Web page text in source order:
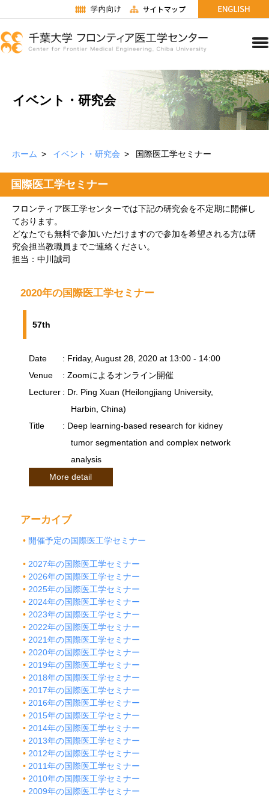
イベント・研究会
ホーム イベント・研究会 国際医工学セミナー
国際医工学セミナー
フロンティア医工学センターでは下記の研究会を不定期に開催し
ております。
どなたでも無料で参加いただけますので参加を希望される方は研
究会担当教職員までご連絡ください。
担当：中川誠司
2020年の国際医工学セミナー
57th
Date
: Friday, August 28, 2020 at 13:00 - 14:00
Venue
: Zoomによるオンライン開催
Lecturer : Dr. Ping Xuan (Heilongjiang University,
Harbin, China)
Title
: Deep learning-based research for kidney
tumor segmentation and complex network
analysis
More detail
アーカイブ
開催予定の国際医工学セミナー
2027年の国際医工学セミナー
2026年の国際医工学セミナー
2025年の国際医工学セミナー
2024年の国際医工学セミナー
2023年の国際医工学セミナー
2022年の国際医工学セミナー
2021年の国際医工学セミナー
2020年の国際医工学セミナー
2019年の国際医工学セミナー
2018年の国際医工学セミナー
2017年の国際医工学セミナー
2016年の国際医工学セミナー
2015年の国際医工学セミナー
2014年の国際医工学セミナー
2013年の国際医工学セミナー
2012年の国際医工学セミナー
2011年の国際医工学セミナー
2010年の国際医工学セミナー
2009年の国際医工学セミナー